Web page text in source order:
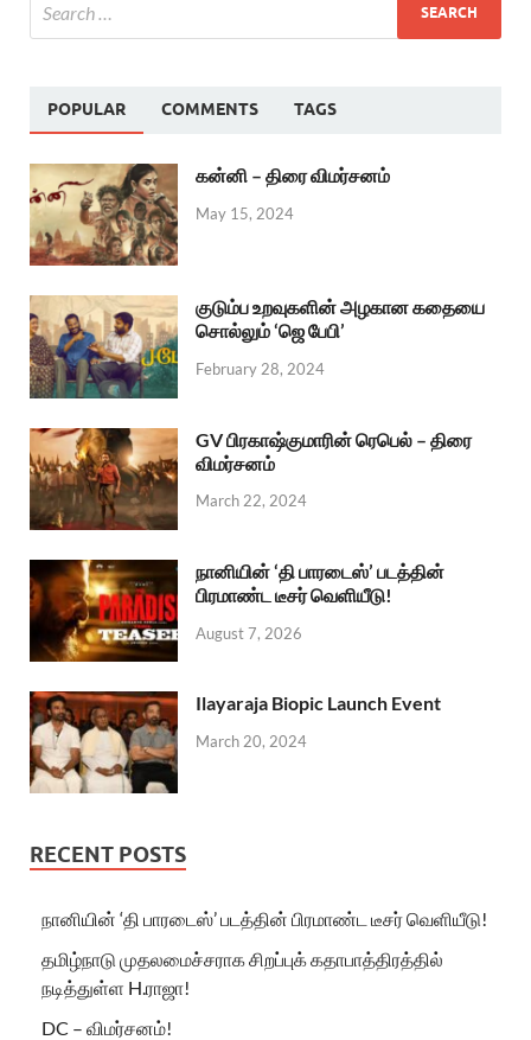
POPULAR COMMENTS TAGS
கன்னி – திரை விமர்சனம்
May 15, 2024
குடும்ப உறவுகளின் அழகான கதையை
சொல்லும் ‘ஜெ பேபி’
February 28, 2024
GV பிரகாஷ்குமாரின் ரெபெல் – திரை
விமர்சனம்
March 22, 2024
நானியின் ‘தி பாரடைஸ்’ படத்தின்
பிரமாண்ட டீசர் வெளியீடு!
August 7, 2026
Ilayaraja Biopic Launch Event
March 20, 2024
RECENT POSTS
நானியின் ‘தி பாரடைஸ்’ படத்தின் பிரமாண்ட டீசர் வெளியீடு!
தமிழ்நாடு முதலமைச்சராக சிறப்புக் கதாபாத்திரத்தில்
நடித்துள்ள H.ராஜா!
DC – விமர்சனம்!